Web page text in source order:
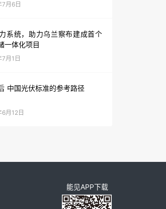
月6日
系统，助力乌兰察布建成首个
一体化项目
月1日
双重认证背后 中国光伏标准的参考路径
月12日
能见APP下载